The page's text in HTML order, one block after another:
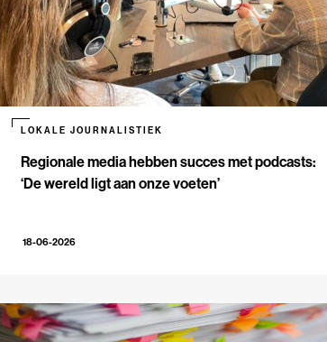
Regionale media hebben succes met podcasts:
‘De wereld ligt aan onze voeten’
LOKALE JOURNALISTIEK
18-06-2026